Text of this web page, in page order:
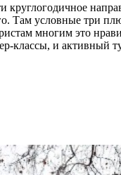
Там условные три
многим это
классы, и активный